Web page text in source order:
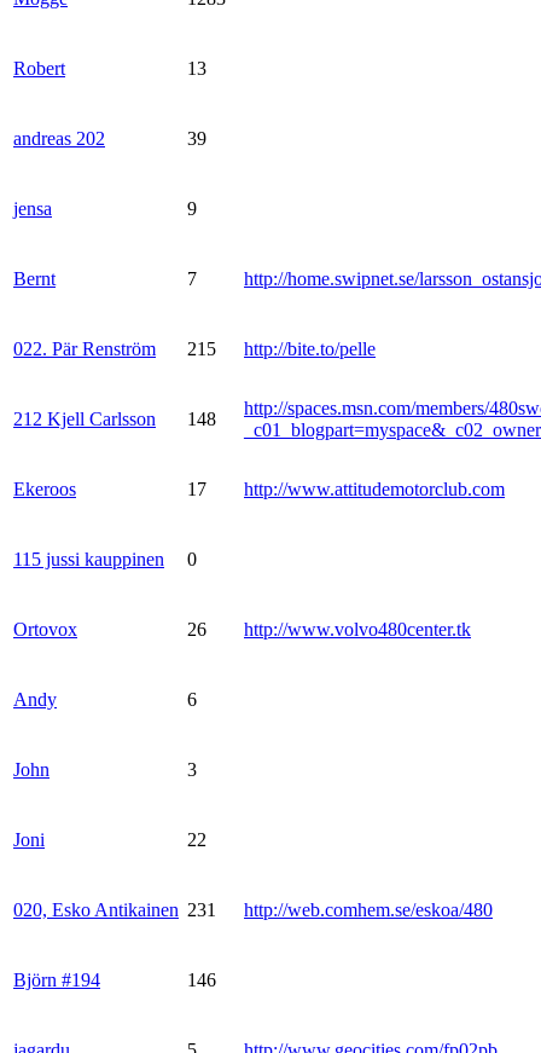
Robert 13
andreas 202 39
jensa 9
Bernt 7 http://home.swipnet.se/
022. Pär Renström 215 http://bite.to/pelle
212 Kjell Carlsson 148
http://spaces.msn.com/members/
Ekeroos 17 http://www.attitudemotorclub.com
115 jussi kauppinen 0
Ortovox 26 http://www.volvo480center.tk
Andy 6
John 3
Joni 22
020, Esko Antikainen 231 http://web.comhem.se/eskoa/480
Björn #194 146